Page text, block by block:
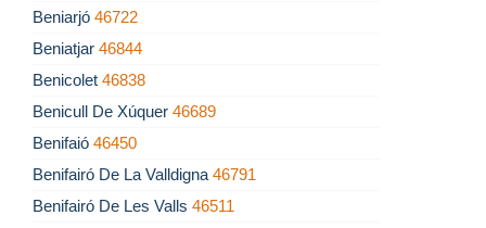
Beniarjó 46722
Beniatjar 46844
Benicolet 46838
Benicull De Xúquer 46689
Benifaió 46450
Benifairó De La Valldigna 46791
Benifairó De Les Valls 46511